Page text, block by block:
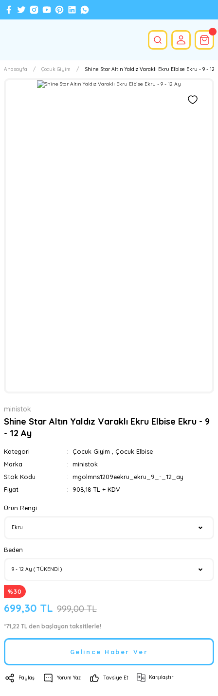
Anasayfa Çocuk Giyim Shine Star Altın Yaldız Varaklı Ekru Elbise Ekru - 9 - 12
ministok
Shine Star Altın Yaldız Varaklı Ekru Elbise Ekru - 9
- 12 Ay
Kategori Çocuk Giyim
Çocuk Elbise
Marka
ministok
Stok Kodu
mgolmns1209eekru_ekru_9_-_12_ay
Fiyat
908,18 TL + KDV
Ürün Rengi
Beden
%30
699,30 TL 999,00 TL
*71,22 TL den başlayan taksitlerle!
Gelince Haber Ver
Paylaş Yorum Yaz Tavsiye Et Karşılaştır